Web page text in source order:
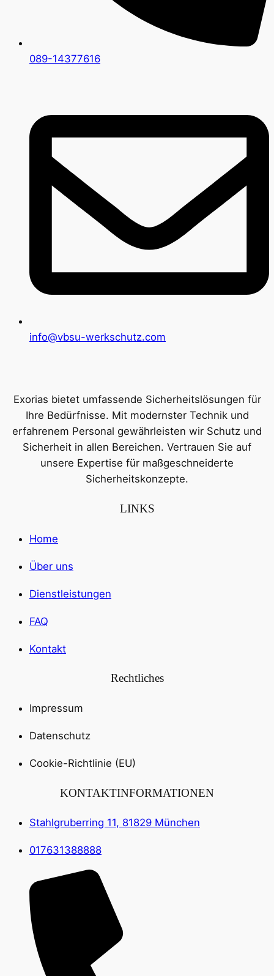
089-14377616
info@vbsu-werkschutz.com
Exorias bietet umfassende Sicherheitslösungen für
Ihre Bedürfnisse. Mit modernster Technik und
erfahrenem Personal gewährleisten wir Schutz und
Sicherheit in allen Bereichen. Vertrauen Sie auf
unsere Expertise für maßgeschneiderte
Sicherheitskonzepte.
LINKS
Home
Über uns
Dienstleistungen
FAQ
Kontakt
Rechtliches
Impressum
Datenschutz
Cookie-Richtlinie (EU)
KONTAKTINFORMATIONEN
Stahlgruberring 11, 81829 München
017631388888